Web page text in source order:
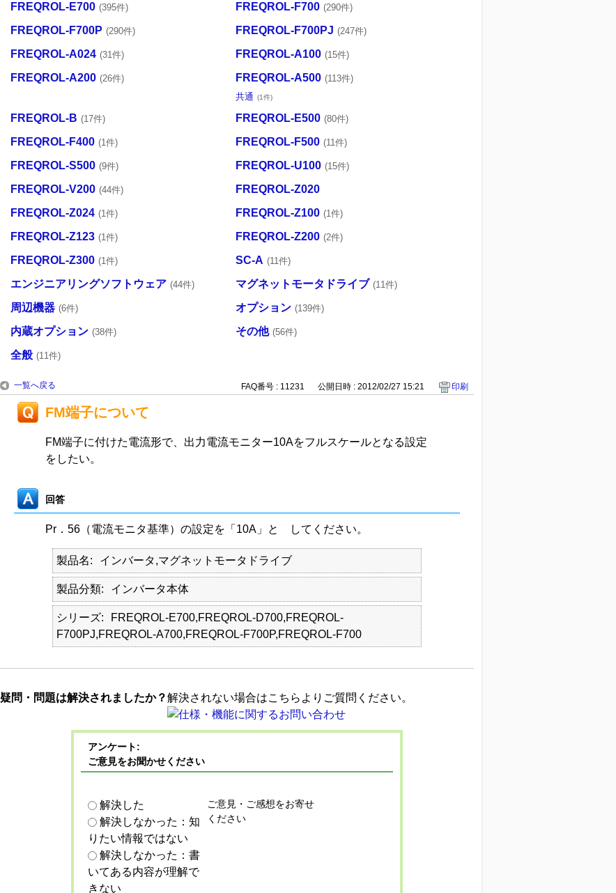
FREQROL-E700 (395件) FREQROL-F700 (290件)
FREQROL-F700P (290件) FREQROL-F700PJ (247件)
FREQROL-A024 (31件) FREQROL-A100 (15件)
FREQROL-A200 (26件) FREQROL-A500 (113件)
共通 (1件)
FREQROL-B (17件) FREQROL-E500 (80件)
FREQROL-F400 (1件) FREQROL-F500 (11件)
FREQROL-S500 (9件) FREQROL-U100 (15件)
FREQROL-V200 (44件)
FREQROL-Z020
FREQROL-Z024 (1件) FREQROL-Z100 (1件)
FREQROL-Z123 (1件) FREQROL-Z200 (2件)
FREQROL-Z300 (1件) SC-A (11件)
エンジニアリングソフトウェア (44件) マグネットモータドライブ (11件)
周辺機器 (6件) オプション (139件)
内蔵オプション (38件) その他 (56件)
全般 (11件)
一覧へ戻る FAQ番号 : 11231 公開日時 : 2012/02/27 15:21 印刷
FM端子について
FM端子に付けた電流形で、出力電流モニター10Aをフルスケールとなる設定
をしたい。
回答
Pr．56（電流モニタ基準）の設定を「10A」と してください。
製品名 インバータ,マグネットモータドライブ
製品分類 インバータ本体
シリーズ
FREQROL-E700,FREQROL-D700,FREQROL-
F700PJ,FREQROL-A700,FREQROL-F700P,FREQROL-F700
疑問・問題は解決されましたか？解決されない場合はこちらよりご質問ください。
アンケート:
ご意見をお聞かせください
解決した
解決しなかった：知
りたい情報ではない
解決しなかった：書
いてある内容が理解で
きない
ご意見・ご感想をお寄せ
ください